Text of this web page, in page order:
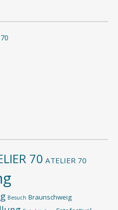
70 ATELIER 70
Besuch Braunschweig